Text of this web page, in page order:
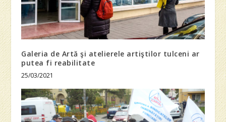
Galeria de Artă şi atelierele artiştilor tulceni ar
putea fi reabilitate
25/03/2021